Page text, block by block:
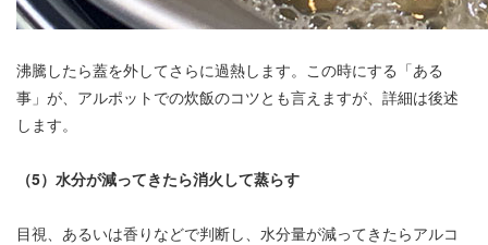
沸騰したら蓋を外してさらに過熱します。この時にする「ある
事」が、アルポットでの炊飯のコツとも言えますが、詳細は後述
します。
（5）水分が減ってきたら消火して蒸らす
目視、あるいは香りなどで判断し、水分量が減ってきたらアルコ